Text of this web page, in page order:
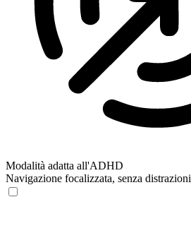
Modalità adatta all'ADHD
Navigazione focalizzata, senza distrazioni